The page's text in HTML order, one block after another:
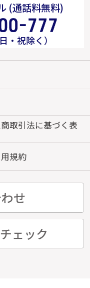
(通話料無料)
・祝除く）
取引法に基づく表
規約
せ
ェック